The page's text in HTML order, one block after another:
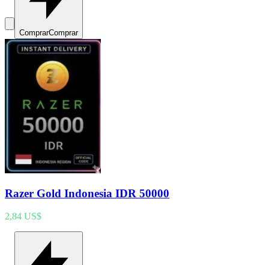
ComprarComprar
Razer Gold Indonesia IDR 50000
2,84 US$